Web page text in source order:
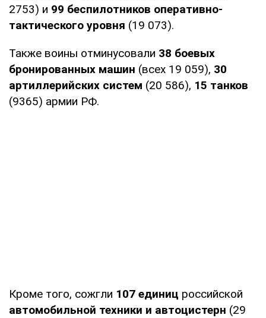
2753) и 99 беспилотников оперативно-
тактического уровня (19 073).
Также воины отминусовали 38 боевых
бронированных машин (всех 19 059), 30
артиллерийских систем (20 586), 15 танков
(9365) армии РФ.
Кроме того, сожгли 107 единиц российской
автомобильной техники и автоцистерн (29